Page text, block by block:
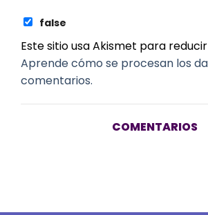
false
Este sitio usa Akismet para
Aprende cómo se procesan los
comentarios.
COMENTARIOS